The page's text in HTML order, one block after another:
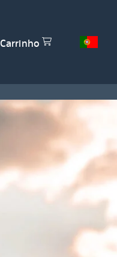
Carrinho